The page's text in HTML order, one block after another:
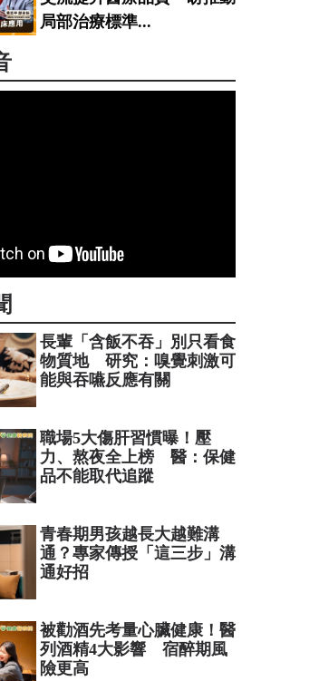
局部治療標準...
長輩「含飯不吞」別只看食
物質地 研究：嗅覺刺激可
能與吞嚥反應有關
職場5大傷肝習慣曝！壓
力、熬夜全上榜 醫：保健
品不能取代追蹤
青春期男孩越長大越難溝
通？專家傳授「這三步」溝
通好招
被勸酒先考量心臟健康！醫
列酒精4大影響 宿醉期風
險更高